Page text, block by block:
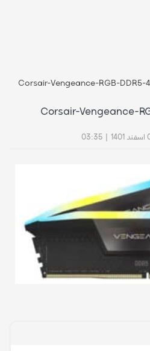
Corsair-Vengeance-RGB-DDR5-
Corsair-Vengeance-
03:35